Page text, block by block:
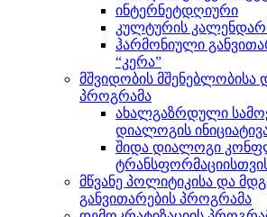
ინტერნეტდღიური
კულტურის
ჰარმონიული
“კერა”
მშვიდობის მშენებლობისა
პროგრამა
ახალგაზრდული
დიალოგის
შიდა დიალოგი
მწვანე პოლიტიკისა და
განვითარების პროგრამა